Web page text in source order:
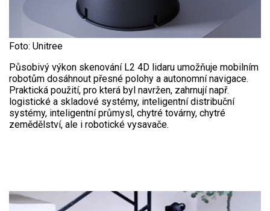
Foto: Unitree
Působivý výkon skenování L2 4D lidaru umožňuje mobilním
robotům dosáhnout přesné polohy a autonomní navigace.
Praktická použití, pro která byl navržen, zahrnují např.
logistické a skladové systémy, inteligentní distribuční
systémy, inteligentní průmysl, chytré továrny, chytré
zemědělství, ale i robotické vysavače.